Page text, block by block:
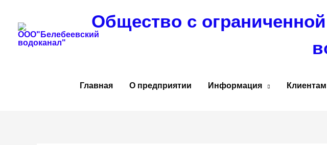
содержимому
Общество с
Главная О предприятии Информация Клиентам